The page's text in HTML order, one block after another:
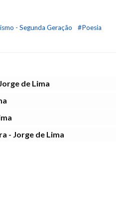
- Segunda Geração
#Poesia
de Lima
- Jorge de Lima